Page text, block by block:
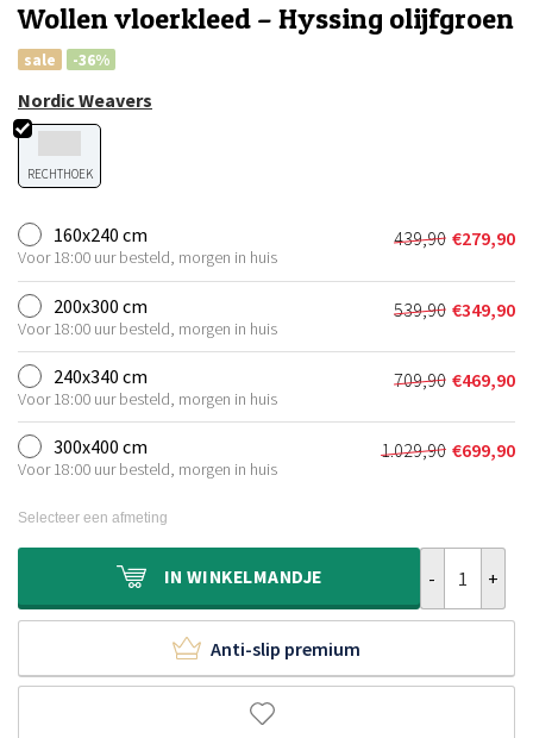
Wollen vloerkleed – Hyssing olijfgroen
sale -36%
Nordic Weavers
RECHTHOEK
160x240 cm
Voor 18:00 uur besteld, morgen in huis
439,90
prijs
was:
€439,90.
€279,90
Huidige
prijs
is:
€279,90.
200x300 cm
Voor 18:00 uur besteld, morgen in huis
539,90
prijs
was:
€539,90.
€349,90
Huidige
prijs
is:
€349,90.
240x340 cm
Voor 18:00 uur besteld, morgen in huis
709,90
prijs
was:
€709,90.
€469,90
Huidige
prijs
is:
€469,90.
300x400 cm
Voor 18:00 uur besteld, morgen in huis
1.029,90 €699,90
Huidige
Selecteer een afmeting
IN WINKELMANDJE
Anti-slip premium